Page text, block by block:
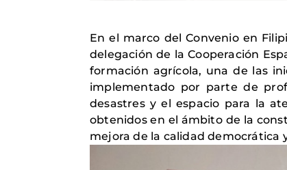
En el marco del Convenio en
delegación de la Cooperación
formación agrícola, una de las
implementado por parte de
desastres y el espacio para la
obtenidos en el ámbito de la
mejora de la calidad democrática